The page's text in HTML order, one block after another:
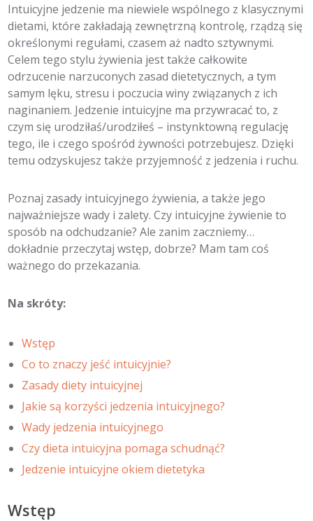
Intuicyjne jedzenie ma niewiele wspólnego z klasycznymi
dietami, które zakładają zewnętrzną kontrolę, rządzą się
określonymi regułami, czasem aż nadto sztywnymi.
Celem tego stylu żywienia jest także całkowite
odrzucenie narzuconych zasad dietetycznych, a tym
samym lęku, stresu i poczucia winy związanych z ich
naginaniem. Jedzenie intuicyjne ma przywracać to, z
czym się urodziłaś/urodziłeś – instynktowną regulację
tego, ile i czego spośród żywności potrzebujesz. Dzięki
temu odzyskujesz także przyjemność z jedzenia i ruchu.
Poznaj zasady intuicyjnego żywienia, a także jego
najważniejsze wady i zalety. Czy intuicyjne żywienie to
sposób na odchudzanie? Ale zanim zaczniemy…
dokładnie przeczytaj wstęp, dobrze? Mam tam coś
ważnego do przekazania.
Na skróty:
Wstęp
Co to znaczy jeść intuicyjnie?
Zasady diety intuicyjnej
Jakie są korzyści jedzenia intuicyjnego?
Wady jedzenia intuicyjnego
Czy dieta intuicyjna pomaga schudnąć?
Jedzenie intuicyjne okiem dietetyka
Wstęp